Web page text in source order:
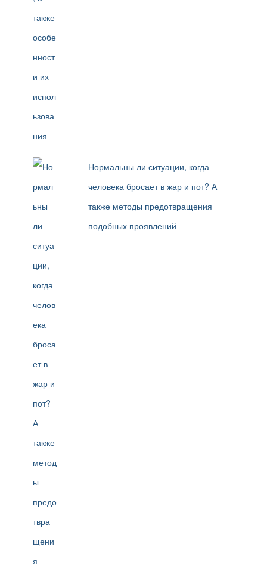
Нормальны ли ситуации, когда
человека бросает в жар и пот? А
также методы предотвращения
подобных проявлений